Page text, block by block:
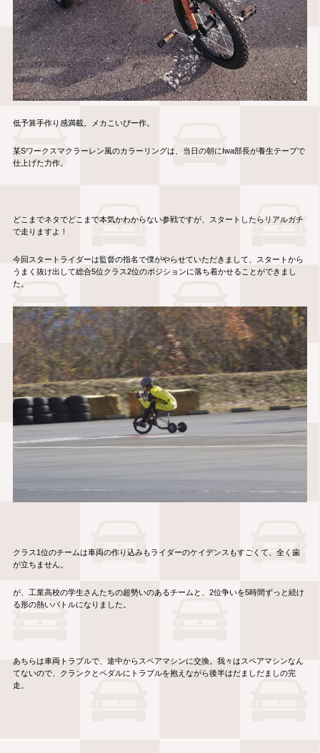
低予算手作り感満載。メカこいぴー作。
某Sワークスマクラーレン風のカラーリングは、当日の朝にIwa部長が養生テープで
仕上げた力作。
どこまでネタでどこまで本気かわからない参戦ですが、スタートしたらリアルガチ
で走りますよ！
今回スタートライダーは監督の指名で僕がやらせていただきまして、スタートから
うまく抜け出して総合5位クラス2位のポジションに落ち着かせることができまし
た。
クラス1位のチームは車両の作り込みもライダーのケイデンスもすごくて、全く歯
が立ちません。
が、工業高校の学生さんたちの超勢いのあるチームと、2位争いを5時間ずっと続け
る形の熱いバトルになりました。
あちらは車両トラブルで、途中からスペアマシンに交換。我々はスペアマシンなん
てないので、クランクとペダルにトラブルを抱えながら後半はだましだましの完
走。